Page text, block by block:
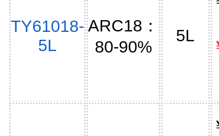
TY61018-
5L
ARC18：
80-90%
5L